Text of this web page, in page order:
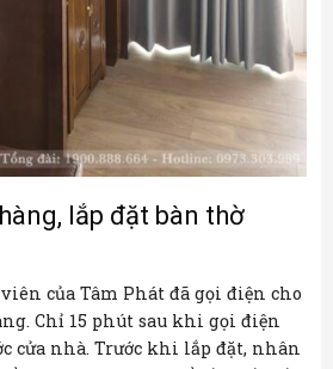
lắp đặt bàn thờ
của Tâm Phát đã gọi điện cho
Chỉ 15 phút sau khi gọi điện
cửa nhà. Trước khi lắp đặt, nhân